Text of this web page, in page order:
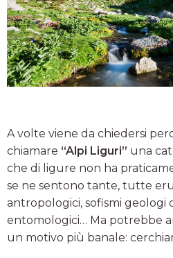
A volte viene da chiedersi
chiamare “Alpi Liguri” una
che di ligure non ha
se ne sentono tante, tutte
antropologici, sofismi geologi
entomologici… Ma potrebbe
un motivo più banale: